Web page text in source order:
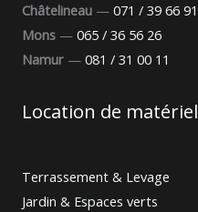
Châtelineau — 071 / 39 66 91
Mons — 065 / 36 56 26
Namur — 081 / 31 00 11
Location de matériel
Terrassement & Levage
Jardin & Espaces verts